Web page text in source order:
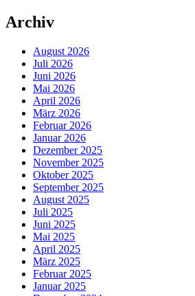
Archiv
August 2026
Juli 2026
Juni 2026
Mai 2026
April 2026
März 2026
Februar 2026
Januar 2026
Dezember 2025
November 2025
Oktober 2025
September 2025
August 2025
Juli 2025
Juni 2025
Mai 2025
April 2025
März 2025
Februar 2025
Januar 2025